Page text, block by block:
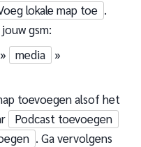
lokale map toe .
gsm:
» media
»
toevoegen alsof het
Podcast toevoegen
. Ga vervolgens